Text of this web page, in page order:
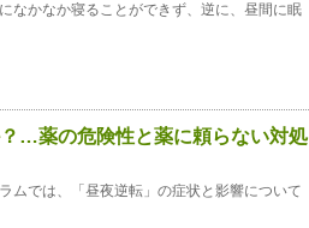
かなか寝ることができず、逆に、昼間に眠
…薬の危険性と薬に頼らない対処
ムでは、「昼夜逆転」の症状と影響について